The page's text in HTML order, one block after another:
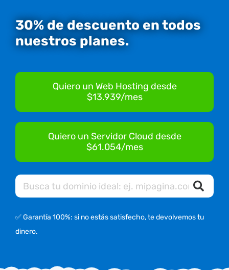
30% de descuento en todos
nuestros planes.
Quiero un Web Hosting desde
$13.939/mes
Quiero un Servidor Cloud desde
$61.054/mes
✅ Garantía 100%: si no estás satisfecho, te devolvemos tu
dinero.